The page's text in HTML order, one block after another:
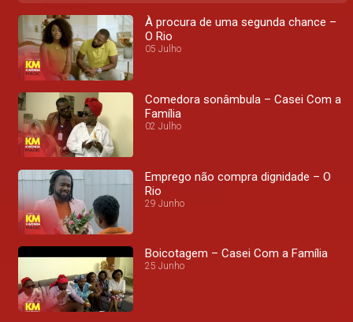
À procura de uma segunda chance –
O Rio
05 Julho
Comedora sonâmbula – Casei Com a
Família
02 Julho
Emprego não compra dignidade – O
Rio
29 Junho
Boicotagem – Casei Com a Família
25 Junho